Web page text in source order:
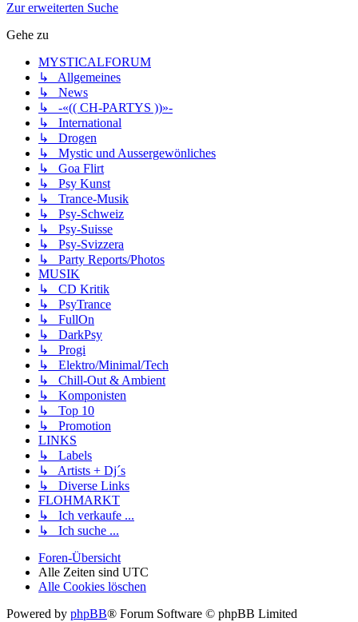
Zur erweiterten Suche
Gehe zu
MYSTICALFORUM
↳ Allgemeines
↳ News
↳ -«(( CH-PARTYS ))»-
↳ International
↳ Drogen
↳ Mystic und Aussergewönliches
↳ Goa Flirt
↳ Psy Kunst
↳ Trance-Musik
↳ Psy-Schweiz
↳ Psy-Suisse
↳ Psy-Svizzera
↳ Party Reports/Photos
MUSIK
↳ CD Kritik
↳ PsyTrance
↳ FullOn
↳ DarkPsy
↳ Progi
↳ Elektro/Minimal/Tech
↳ Chill-Out & Ambient
↳ Komponisten
↳ Top 10
↳ Promotion
LINKS
↳ Labels
↳ Artists + Dj´s
↳ Diverse Links
FLOHMARKT
↳ Ich verkaufe ...
↳ Ich suche ...
Foren-Übersicht
Alle Zeiten sind UTC
Alle Cookies löschen
Powered by phpBB® Forum Software © phpBB Limited